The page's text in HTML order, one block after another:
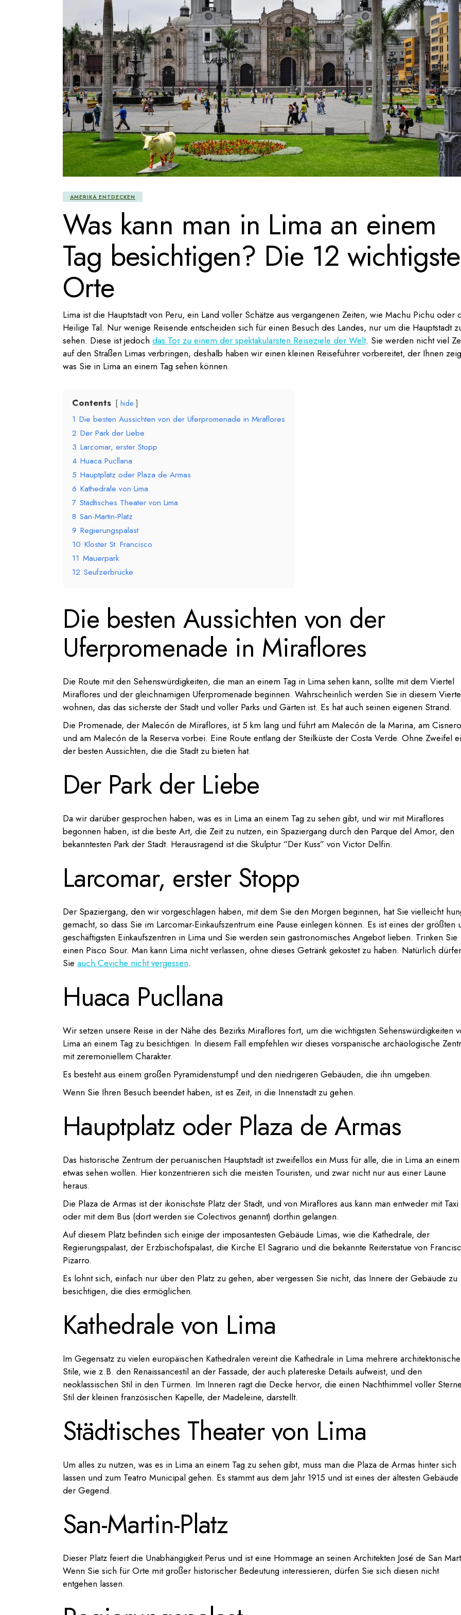
AMERIKA ENTDECKEN
Was kann man in Lima an einem
Tag besichtigen? Die 12
Orte
Lima ist die Hauptstadt von Peru, ein Land voller Schätze aus vergangenen Zeiten, wie Machu Pichu oder
Heilige Tal. Nur wenige Reisende entscheiden sich für einen Besuch des Landes, nur um die Hauptstadt
sehen. Diese ist jedoch das Tor zu einem der spektakulärsten Reiseziele der Welt. Sie werden nicht viel
auf den Straßen Limas verbringen, deshalb haben wir einen kleinen Reiseführer vorbereitet, der Ihnen
was Sie in Lima an einem Tag sehen können.
Contents hide
1 Die besten Aussichten von der Uferpromenade in Miraflores
2 Der Park der Liebe
3 Larcomar, erster Stopp
4 Huaca Pucllana
5 Hauptplatz oder Plaza de Armas
6 Kathedrale von Lima
7 Städtisches Theater von Lima
8 San-Martin-Platz
9 Regierungspalast
10 Kloster St. Francisco
11 Mauerpark
12 Seufzerbrücke
Die besten Aussichten von der
Uferpromenade in Miraflores
Die Route mit den Sehenswürdigkeiten, die man an einem Tag in Lima sehen kann, sollte mit dem Viertel
Miraflores und der gleichnamigen Uferpromenade beginnen. Wahrscheinlich werden Sie in diesem
wohnen, das das sicherste der Stadt und voller Parks und Gärten ist. Es hat auch seinen eigenen Strand.
Die Promenade, der Malecón de Miraflores, ist 5 km lang und führt am Malecón de la Marina, am
und am Malecón de la Reserva vorbei. Eine Route entlang der Steilküste der Costa Verde. Ohne Zweifel
der besten Aussichten, die die Stadt zu bieten hat.
Der Park der Liebe
Da wir darüber gesprochen haben, was es in Lima an einem Tag zu sehen gibt, und wir mit Miraflores
begonnen haben, ist die beste Art, die Zeit zu nutzen, ein Spaziergang durch den Parque del Amor, den
bekanntesten Park der Stadt. Herausragend ist die Skulptur “Der Kuss” von Victor Delfin.
Larcomar, erster Stopp
Der Spaziergang, den wir vorgeschlagen haben, mit dem Sie den Morgen beginnen, hat Sie vielleicht
gemacht, so dass Sie im Larcomar-Einkaufszentrum eine Pause einlegen können. Es ist eines der größten
geschäftigsten Einkaufszentren in Lima und Sie werden sein gastronomisches Angebot lieben. Trinken Sie
einen Pisco Sour. Man kann Lima nicht verlassen, ohne dieses Getränk gekostet zu haben. Natürlich
Sie auch Ceviche nicht vergessen.
Huaca Pucllana
Wir setzen unsere Reise in der Nähe des Bezirks Miraflores fort, um die wichtigsten Sehenswürdigkeiten
Lima an einem Tag zu besichtigen. In diesem Fall empfehlen wir dieses vorspanische archäologische
mit zeremoniellem Charakter.
Es besteht aus einem großen Pyramidenstumpf und den niedrigeren Gebäuden, die ihn umgeben.
Wenn Sie Ihren Besuch beendet haben, ist es Zeit, in die Innenstadt zu gehen.
Hauptplatz oder Plaza de Armas
Das historische Zentrum der peruanischen Hauptstadt ist zweifellos ein Muss für alle, die in Lima an einem
etwas sehen wollen. Hier konzentrieren sich die meisten Touristen, und zwar nicht nur aus einer Laune
heraus.
Die Plaza de Armas ist der ikonischste Platz der Stadt, und von Miraflores aus kann man entweder mit Taxi
oder mit dem Bus (dort werden sie Colectivos genannt) dorthin gelangen.
Auf diesem Platz befinden sich einige der imposantesten Gebäude Limas, wie die Kathedrale, der
Regierungspalast, der Erzbischofspalast, die Kirche El Sagrario und die bekannte Reiterstatue von
Pizarro.
Es lohnt sich, einfach nur über den Platz zu gehen, aber vergessen Sie nicht, das Innere der Gebäude zu
besichtigen, die dies ermöglichen.
Kathedrale von Lima
Im Gegensatz zu vielen europäischen Kathedralen vereint die Kathedrale in Lima mehrere architektonische
Stile, wie z.B. den Renaissancestil an der Fassade, der auch platereske Details aufweist, und den
neoklassischen Stil in den Türmen. Im Inneren ragt die Decke hervor, die einen Nachthimmel voller
Stil der kleinen französischen Kapelle, der Madeleine, darstellt.
Städtisches Theater von Lima
Um alles zu nutzen, was es in Lima an einem Tag zu sehen gibt, muss man die Plaza de Armas hinter sich
lassen und zum Teatro Municipal gehen. Es stammt aus dem Jahr 1915 und ist eines der ältesten Gebäude
der Gegend.
San-Martin-Platz
Dieser Platz feiert die Unabhängigkeit Perus und ist eine Hommage an seinen Architekten José de San
Wenn Sie sich für Orte mit großer historischer Bedeutung interessieren, dürfen Sie sich diesen nicht
entgehen lassen.